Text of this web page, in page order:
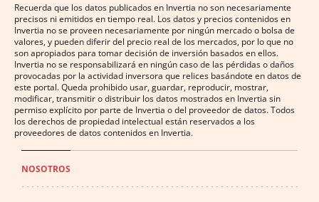
Recuerda que los datos publicados en Invertia no son necesariamente
precisos ni emitidos en tiempo real. Los datos y precios contenidos en
Invertia no se proveen necesariamente por ningún mercado o bolsa de
valores, y pueden diferir del precio real de los mercados, por lo que no
son apropiados para tomar decisión de inversión basados en ellos.
Invertia no se responsabilizará en ningún caso de las pérdidas o daños
provocadas por la actividad inversora que relices basándote en datos de
este portal. Queda prohibido usar, guardar, reproducir, mostrar,
modificar, transmitir o distribuir los datos mostrados en Invertia sin
permiso explícito por parte de Invertia o del proveedor de datos. Todos
los derechos de propiedad intelectual están reservados a los
proveedores de datos contenidos en Invertia.
NOSOTROS